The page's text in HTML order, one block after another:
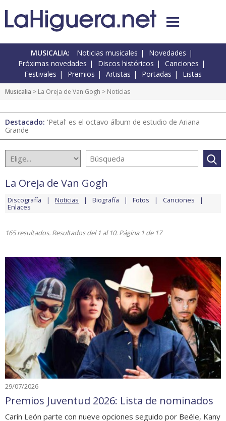
MUSICALIA: Noticias musicales
Novedades
Próximas novedades
Discos históricos
Canciones
Festivales
Premios Artistas Portadas Listas
Musicalia > La Oreja de Van Gogh > Noticias
Destacado: 'Petal' es el octavo álbum de estudio de Ariana
Grande
La Oreja de Van Gogh
Discografía Noticias Biografía Fotos Canciones
Enlaces
165 resultados. Resultados del 1 al 10. Página 1 de 17
29/07/2026
Premios Juventud 2026: Lista de nominados
Carín León parte con nueve opciones seguido por Beéle, Kany